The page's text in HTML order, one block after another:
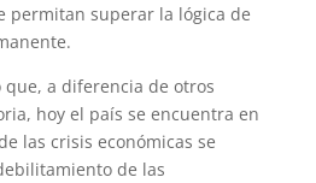
permitan superar la lógica de
a diferencia de otros
hoy el país se encuentra en
las crisis económicas se
de las